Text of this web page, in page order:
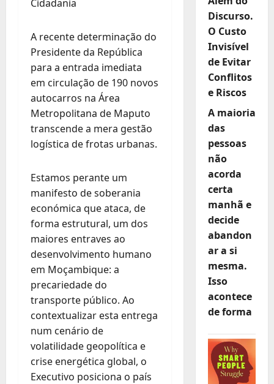
Cidadania
A recente determinação do
Presidente da República
para a entrada imediata
em circulação de 190 novos
autocarros na Área
Metropolitana de Maputo
transcende a mera gestão
logística de frotas urbanas.
Estamos perante um
manifesto de soberania
económica que ataca, de
forma estrutural, um dos
maiores entraves ao
desenvolvimento humano
em Moçambique: a
precariedade do
transporte público. Ao
contextualizar esta entrega
num cenário de
volatilidade geopolítica e
crise energética global, o
Executivo posiciona o país
Discurso.
O Custo
Invisível
de Evitar
Conflitos
e Riscos
A maioria
das
pessoas
não
acorda
certa
manhã e
decide
abandon
ar a si
mesma.
Isso
acontece
de forma